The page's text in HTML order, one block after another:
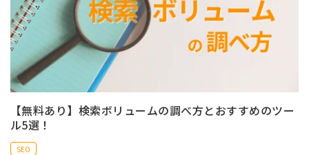
【無料あり】検索ボリュームの調べ方とおすすめのツー
ル5選！
SEO